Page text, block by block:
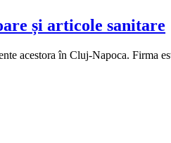
și articole sanitare
acestora în Cluj-Napoca. Firma